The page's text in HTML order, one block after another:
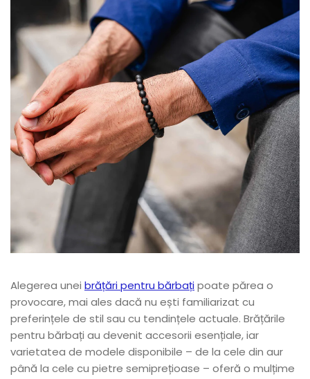
Alegerea unei brățări pentru bărbațipoate părea o
provocare, mai ales dacă nu ești familiarizat cu
preferințele de stil sau cu tendințele actuale. Brățările
pentru bărbați au devenit accesorii esențiale, iar
varietatea de modele disponibile – de la cele din aur
până la cele cu pietre semiprețioase – oferă o mulțime